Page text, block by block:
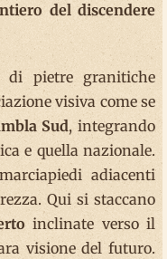
del discendere
di pietre granitiche
visiva come se
Sud, integrando
e quella nazionale.
adiacenti
Qui si staccano
inclinate verso il
visione del futuro.